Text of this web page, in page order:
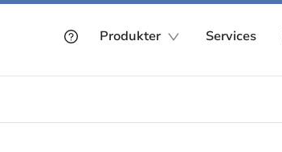
Produkter Services